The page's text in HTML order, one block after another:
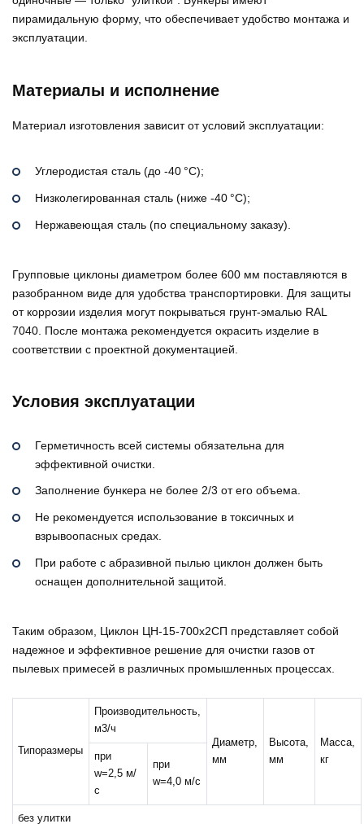
пирамидальную форму, что обеспечивает удобство монтажа и
эксплуатации.
Материалы и исполнение
Материал изготовления зависит от условий эксплуатации:
Углеродистая сталь (до -40 °C);
Низколегированная сталь (ниже -40 °C);
Нержавеющая сталь (по специальному заказу).
Групповые циклоны диаметром более 600 мм поставляются в
разобранном виде для удобства транспортировки. Для защиты
от коррозии изделия могут покрываться грунт-эмалью RAL
7040. После монтажа рекомендуется окрасить изделие в
соответствии с проектной документацией.
Условия эксплуатации
Герметичность всей системы обязательна для
эффективной очистки.
Заполнение бункера не более 2/3 от его объема.
Не рекомендуется использование в токсичных и
взрывоопасных средах.
При работе с абразивной пылью циклон должен быть
оснащен дополнительной защитой.
Таким образом, Циклон ЦН-15-700х2СП представляет собой
надежное и эффективное решение для очистки газов от
пылевых примесей в различных промышленных процессах.
Типоразмеры
Производительность,
м3/ч
Диаметр,
мм
Высота,
мм
Масса,
кг
при
w=2,5 м/
с
при
w=4,0 м/с
без улитки